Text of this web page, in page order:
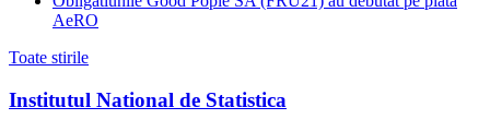
AeRO
Toate stirile
Institutul National de Statistica